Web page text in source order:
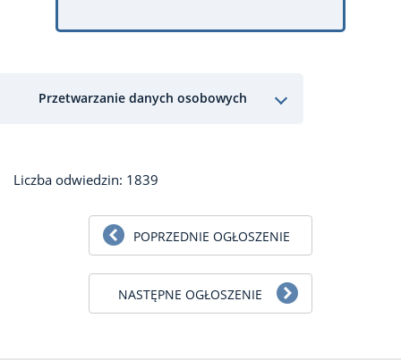
Przetwarzanie danych osobowych
Liczba odwiedzin: 1839
POPRZEDNIE OGŁOSZENIE
NASTĘPNE OGŁOSZENIE